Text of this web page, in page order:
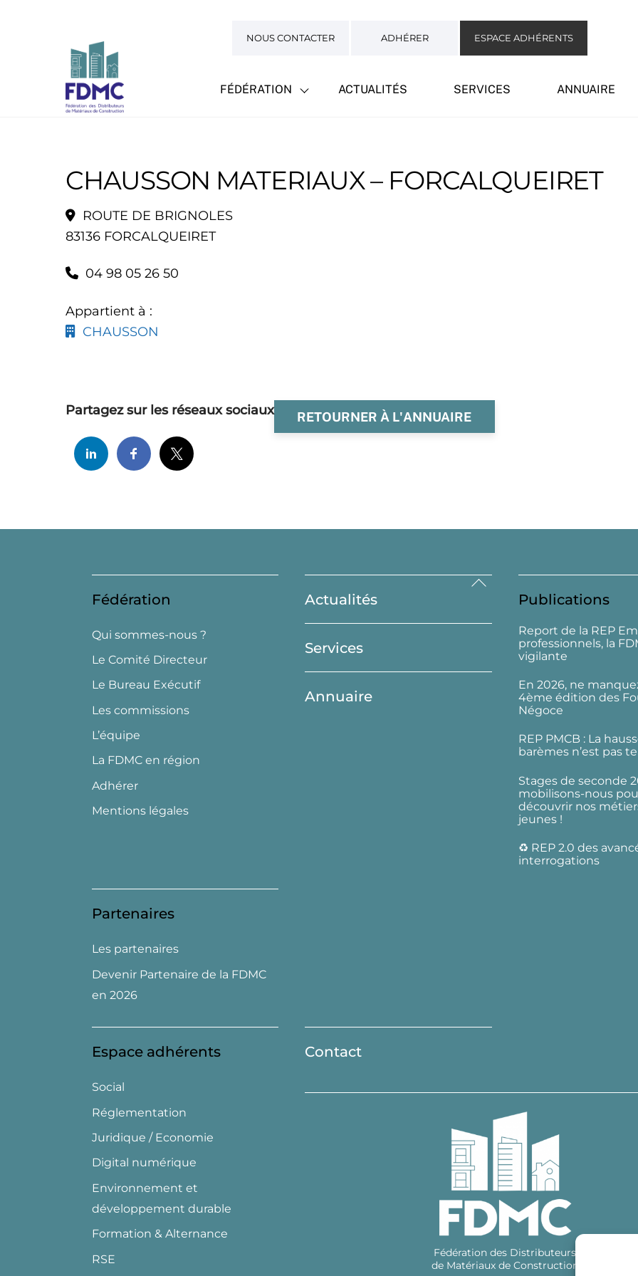
NOUS CONTACTER ADHÉRER ESPACE ADHÉRENTS
FÉDÉRATION ACTUALITÉS SERVICES ANNUAIRE
CHAUSSON MATERIAUX – FORCALQUEIRET
ROUTE DE BRIGNOLES
83136 FORCALQUEIRET
04 98 05 26 50
Appartient à :
CHAUSSON
RETOURNER À L'ANNUAIRE
Partagez sur les réseaux sociaux
Back
Top
Fédération
Qui sommes-nous ?
Le Comité Directeur
Le Bureau Exécutif
Les commissions
L’équipe
La FDMC en région
Adhérer
Mentions légales
Actualités
Services
Annuaire
Publications
Report de la REP
professionnels, la
vigilante
En 2026, ne
4ème édition des
Négoce
REP PMCB : La
barèmes n’est pas
Stages de seconde
mobilisons-nous
découvrir nos
jeunes !
♻️ REP 2.0 des
interrogations
Partenaires
Les partenaires
Devenir Partenaire de la FDMC
en 2026
Espace adhérents
Social
Réglementation
Juridique / Economie
Digital numérique
Environnement et
développement durable
Formation & Alternance
RSE
Contact
Fédération des Distributeurs
de Matériaux de Construction